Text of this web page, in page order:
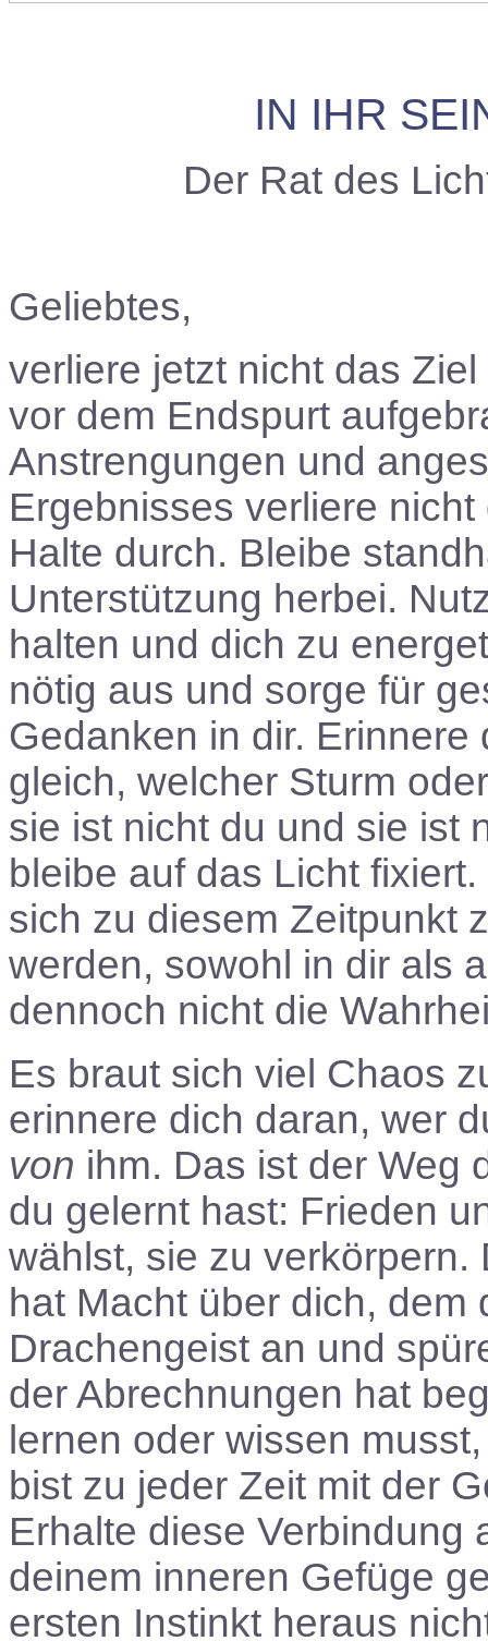
IN IHR
Der Rat des
Geliebtes,
verliere jetzt nicht das
vor dem Endspurt
Anstrengungen und
Ergebnisses verliere
Halte durch. Bleibe
Unterstützung herbei.
halten und dich zu
nötig aus und sorge für
Gedanken in dir.
gleich, welcher Sturm
sie ist nicht du und sie ist
bleibe auf das Licht
sich zu diesem Zeitpunkt
werden, sowohl in dir als
dennoch nicht die
Es braut sich viel Chaos
erinnere dich daran, wer
von ihm. Das ist der Weg
du gelernt hast: Frieden
wählst, sie zu
hat Macht über dich, dem
Drachengeist an und
der Abrechnungen hat
lernen oder wissen
bist zu jeder Zeit mit der
Erhalte diese Verbindung
deinem inneren Gefüge
ersten Instinkt heraus